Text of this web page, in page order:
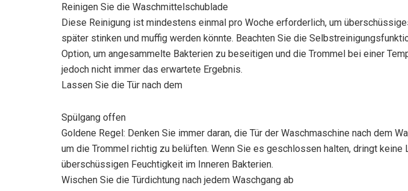
Reinigen Sie die Waschmittelschublade
Diese Reinigung ist mindestens einmal pro Woche erforderlich, um
später stinken und muffig werden könnte. Beachten Sie die
Option, um angesammelte Bakterien zu beseitigen und die Trommel bei einer
jedoch nicht immer das erwartete Ergebnis.
Lassen Sie die Tür nach dem
Spülgang offen
Goldene Regel: Denken Sie immer daran, die Tür der Waschmaschine nach dem
um die Trommel richtig zu belüften. Wenn Sie es geschlossen halten, dringt
überschüssigen Feuchtigkeit im Inneren Bakterien.
Wischen Sie die Türdichtung nach jedem Waschgang ab